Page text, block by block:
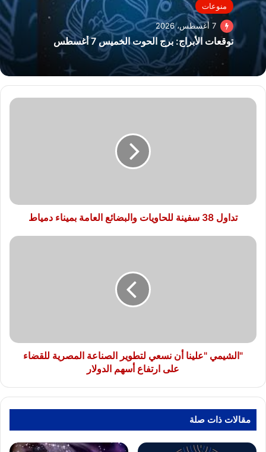
منوعات
7 أغسطس، 2026
توقعات الأبراج: برج الحوت الخميس 7 أغسطس
تداول
تداول 38 سفينة للحاويات والبضائع العامة بميناء دمياط
"الشيمي
على
ارتفاع"الشيمي "علينا أن نسعي لتطوير الصناعة المصرية للقضاء
على ارتفاع أسهم الدولار
مقالات ذات صلة